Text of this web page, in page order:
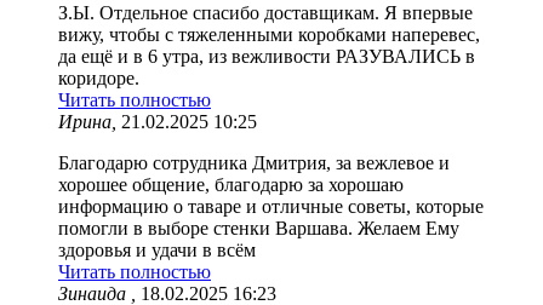
З.Ы. Отдельное спасибо доставщикам. Я впервые
вижу, чтобы с тяжеленными коробками наперевес,
да ещё и в 6 утра, из вежливости РАЗУВАЛИСЬ в
коридоре.
Читать полностью
Ирина, 21.02.2025 10:25
Благодарю сотрудника Дмитрия, за вежлевое и
хорошее общение, благодарю за хорошаю
информацию о таваре и отличные советы, которые
помогли в выборе стенки Варшава. Желаем Ему
здоровья и удачи в всём
Читать полностью
Зинаида ,
18.02.2025 16:23